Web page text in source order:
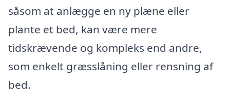
såsom at anlægge en ny plæne eller
plante et bed, kan være mere
tidskrævende og kompleks end andre,
som enkelt græsslåning eller rensning af
bed.